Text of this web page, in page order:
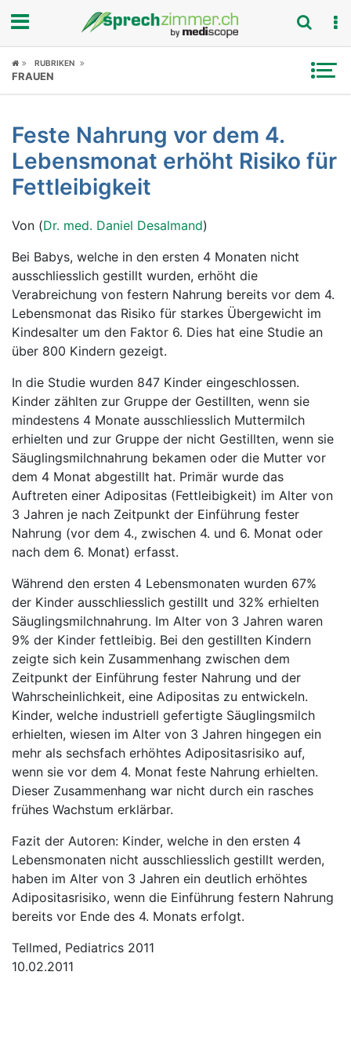
Fokus
Symptome
Untersuchungen
News
Ratgeber
Rubriken
RUBRIKEN
FRAUEN
Feste Nahrung vor dem 4.
Lebensmonat erhöht Risiko für
Fettleibigkeit
Von (Dr. med. Daniel Desalmand)
Bei Babys, welche in den ersten 4 Monaten nicht
ausschliesslich gestillt wurden, erhöht die
Verabreichung von festern Nahrung bereits vor dem 4.
Lebensmonat das Risiko für starkes Übergewicht im
Kindesalter um den Faktor 6. Dies hat eine Studie an
über 800 Kindern gezeigt.
In die Studie wurden 847 Kinder eingeschlossen.
Kinder zählten zur Gruppe der Gestillten, wenn sie
mindestens 4 Monate ausschliesslich Muttermilch
erhielten und zur Gruppe der nicht Gestillten, wenn sie
Säuglingsmilchnahrung bekamen oder die Mutter vor
dem 4 Monat abgestillt hat. Primär wurde das
Auftreten einer Adipositas (Fettleibigkeit) im Alter von
3 Jahren je nach Zeitpunkt der Einführung fester
Nahrung (vor dem 4., zwischen 4. und 6. Monat oder
nach dem 6. Monat) erfasst.
Während den ersten 4 Lebensmonaten wurden 67%
der Kinder ausschliesslich gestillt und 32% erhielten
Säuglingsmilchnahrung. Im Alter von 3 Jahren waren
9% der Kinder fettleibig. Bei den gestillten Kindern
zeigte sich kein Zusammenhang zwischen dem
Zeitpunkt der Einführung fester Nahrung und der
Wahrscheinlichkeit, eine Adipositas zu entwickeln.
Kinder, welche industriell gefertigte Säuglingsmilch
erhielten, wiesen im Alter von 3 Jahren hingegen ein
mehr als sechsfach erhöhtes Adipositasrisiko auf,
wenn sie vor dem 4. Monat feste Nahrung erhielten.
Dieser Zusammenhang war nicht durch ein rasches
frühes Wachstum erklärbar.
Fazit der Autoren: Kinder, welche in den ersten 4
Lebensmonaten nicht ausschliesslich gestillt werden,
haben im Alter von 3 Jahren ein deutlich erhöhtes
Adipositasrisiko, wenn die Einführung festern Nahrung
bereits vor Ende des 4. Monats erfolgt.
Tellmed, Pediatrics 2011
10.02.2011